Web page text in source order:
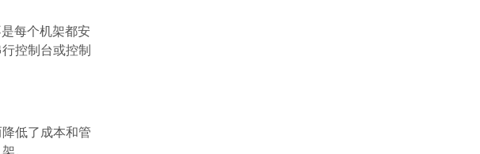
每个机架都安
控制台或控制
低了成本和管